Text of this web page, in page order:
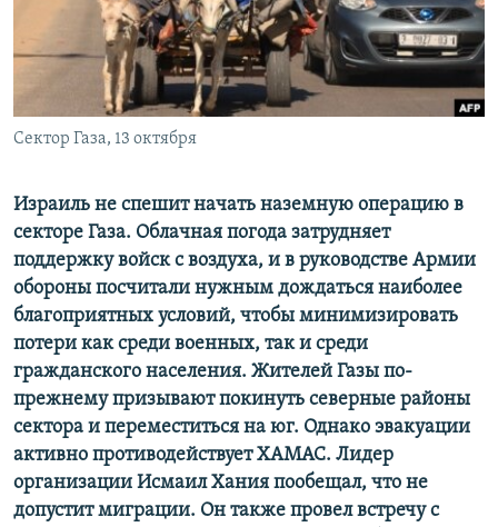
МИР
ГОЛОСА
ЧИТАЕМ ПРЕССУ
АРХИВ РАДИОПРОГРАММЫ
Все сайты РСЕ/РС
Сектор Газа, 13 октября
Израиль не спешит начать наземную операцию в
секторе Газа. Облачная погода затрудняет
поддержку войск с воздуха, и в руководстве Армии
обороны посчитали нужным дождаться наиболее
благоприятных условий, чтобы минимизировать
потери как среди военных, так и среди
гражданского населения. Жителей Газы по-
прежнему призывают покинуть северные районы
сектора и переместиться на юг. Однако эвакуации
активно противодействует ХАМАС. Лидер
организации Исмаил Хания пообещал, что не
допустит миграции. Он также провел встречу с